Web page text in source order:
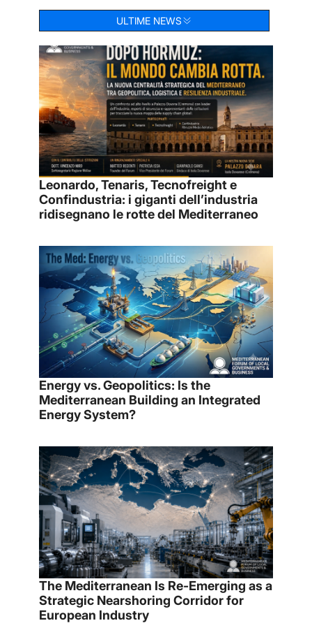
ULTIME NEWS
Leonardo, Tenaris, Tecnofreight e
Confindustria: i giganti dell’industria
ridisegnano le rotte del Mediterraneo
Energy vs. Geopolitics: Is the
Mediterranean Building an Integrated
Energy System?
The Mediterranean Is Re-Emerging as a
Strategic Nearshoring Corridor for
European Industry